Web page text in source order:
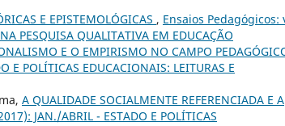
E EPISTEMOLÓGICAS , Ensaios Pedagógicos:
PESQUISA QUALITATIVA EM EDUCAÇÃO
E O EMPIRISMO NO CAMPO
POLÍTICAS EDUCACIONAIS: LEITURAS E
A QUALIDADE SOCIALMENTE REFERENCIADA E A
JAN./ABRIL - ESTADO E POLÍTICAS